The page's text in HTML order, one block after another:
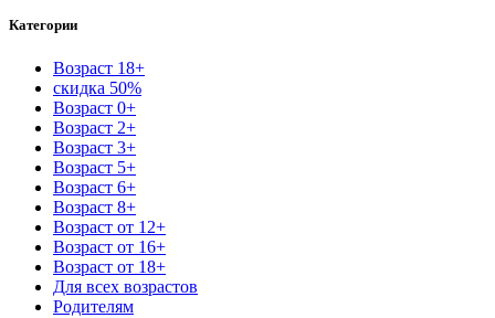
Категории
Возраст 18+
скидка 50%
Возраст 0+
Возраст 2+
Возраст 3+
Возраст 5+
Возраст 6+
Возраст 8+
Возраст от 12+
Возраст от 16+
Возраст от 18+
Для всех возрастов
Родителям